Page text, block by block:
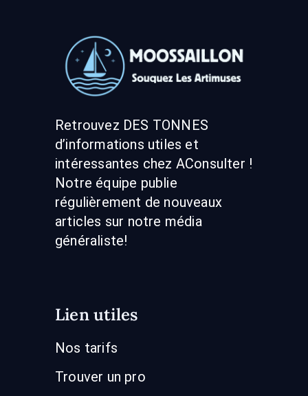
Retrouvez DES TONNES
d’informations utiles et
intéressantes chez AConsulter !
Notre équipe publie
régulièrement de nouveaux
articles sur notre média
généraliste!
Lien utiles
Nos tarifs
Trouver un pro